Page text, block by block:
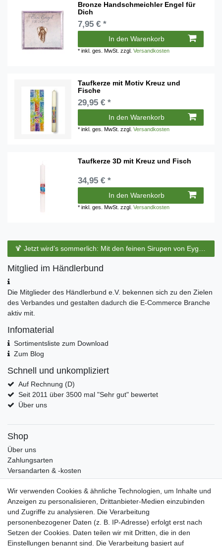
Bronze Handschmeichler Engel für
Dich
7,95 € *
In den Warenkorb
*inkl. ges. MwSt. zzgl.Versandkosten
Taufkerze mit Motiv Kreuz und
Fische
29,95 € *
In den Warenkorb
*inkl. ges. MwSt. zzgl.Versandkosten
Taufkerze 3D mit Kreuz und Fisch
34,95 € *
In den Warenkorb
*inkl. ges. MwSt. zzgl.Versandkosten
Mitglied im Händlerbund
Die Mitglieder des Händlerbund e.V. bekennen sich zu den Zielen
des Verbandes und gestalten dadurch die E-Commerce Branche
aktiv mit.
Infomaterial
Sortimentsliste zum Download
Zum Blog
Schnell und unkompliziert
Auf Rechnung (D)
Seit 2011 über 3500 mal "Sehr gut" bewertet
Über uns
Shop
Über uns
Zahlungsarten
Versandarten & -kosten
Widerrufsrecht
Warenkorb
Zur Kasse
Mein Konto
Kundenkonto eröffnen
Im Kundenkonto anmelden
Wir verwenden Cookies & ähnliche Technologien, um Inhalte und
Anzeigen zu personalisieren, Drittanbieter-Medien einzubinden
und Zugriffe zu analysieren. Die Verarbeitung
personenbezogener Daten (z. B. IP-Adresse) erfolgt erst nach
Setzen der Cookies. Daten teilen wir mit Dritten, die in den
Einstellungen benannt sind. Die Verarbeitung basiert auf